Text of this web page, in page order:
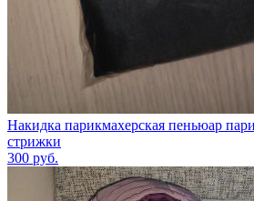
Накидка парикмахерская пеньюар
стрижки
300 руб.